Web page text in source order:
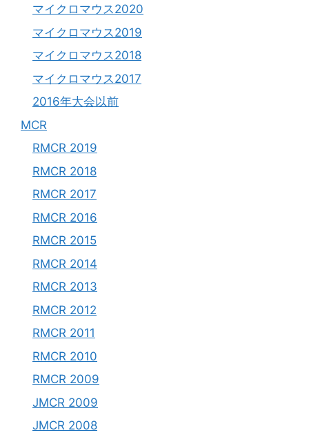
マイクロマウス2020
マイクロマウス2019
マイクロマウス2018
マイクロマウス2017
2016年大会以前
MCR
RMCR 2019
RMCR 2018
RMCR 2017
RMCR 2016
RMCR 2015
RMCR 2014
RMCR 2013
RMCR 2012
RMCR 2011
RMCR 2010
RMCR 2009
JMCR 2009
JMCR 2008